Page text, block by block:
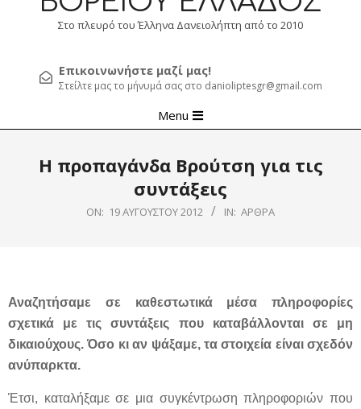
Στο πλευρό του Έλληνα Δανειολήπτη από το 2010
Επικοινωνήστε μαζί μας!
Στείλτε μας το μήνυμά σας στο danioliptesgr@gmail.com
Navigation
Menu
Η προπαγάνδα Βρούτση για τις
συντάξεις
ON: 19 ΑΥΓΟΎΣΤΟΥ 2012 IN: ΆΡΘΡΑ
Αναζητήσαμε σε καθεστωτικά μέσα πληροφορίες
σχετικά με τις συντάξεις που καταβάλλονται σε μη
δικαιούχους. Όσο κι αν ψάξαμε, τα στοιχεία είναι σχεδόν
ανύπαρκτα.
Έτσι, καταλήξαμε σε μια συγκέντρωση πληροφοριών που